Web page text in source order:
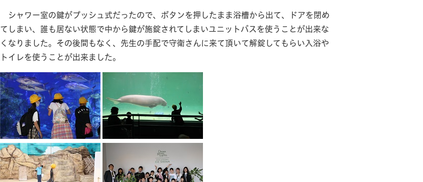
シャワー室の鍵がプッシュ式だったので、ボタンを押したまま浴槽から出て、ドアを閉め
てしまい、誰も居ない状態で中から鍵が施錠されてしまいユニットバスを使うことが出来な
くなりました。その後間もなく、先生の手配で守衛さんに来て頂いて解錠してもらい入浴や
トイレを使うことが出来ました。